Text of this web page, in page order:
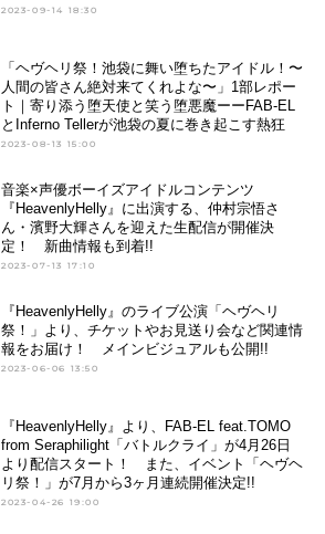
2023-09-14 18:30
「ヘヴヘリ祭！池袋に舞い堕ちたアイドル！〜
人間の皆さん絶対来てくれよな〜」1部レポー
ト｜寄り添う堕天使と笑う堕悪魔ーーFAB-EL
とInferno Tellerが池袋の夏に巻き起こす熱狂
2023-08-13 15:00
音楽×声優ボーイズアイドルコンテンツ
『HeavenlyHelly』に出演する、仲村宗悟さ
ん・濱野大輝さんを迎えた生配信が開催決
定！ 新曲情報も到着!!
2023-07-13 17:10
『HeavenlyHelly』のライブ公演「ヘヴヘリ
祭！」より、チケットやお見送り会など関連情
報をお届け！ メインビジュアルも公開!!
2023-06-06 13:50
『HeavenlyHelly』より、FAB-EL feat.TOMO
from Seraphilight「バトルクライ」が4月26日
より配信スタート！ また、イベント「ヘヴヘ
リ祭！」が7月から3ヶ月連続開催決定!!
2023-04-26 19:00